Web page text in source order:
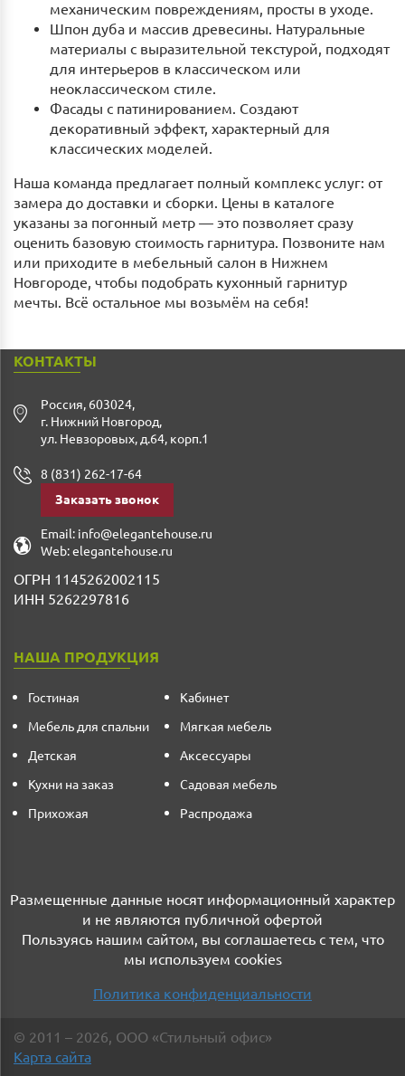
механическим повреждениям, просты в уходе.
Шпон дуба и массив древесины. Натуральные
материалы с выразительной текстурой, подходят
для интерьеров в классическом или
неоклассическом стиле.
Фасады с патинированием. Создают
декоративный эффект, характерный для
классических моделей.
Наша команда предлагает полный комплекс услуг: от
замера до доставки и сборки. Цены в каталоге
указаны за погонный метр — это позволяет сразу
оценить базовую стоимость гарнитура. Позвоните нам
или приходите в мебельный салон в Нижнем
Новгороде, чтобы подобрать кухонный гарнитур
мечты. Всё остальное мы возьмём на себя!
КОНТАКТЫ
Россия, 603024,
г. Нижний Новгород,
ул. Невзоровых, д.64, корп.1
8 (831) 262-17-64
Заказать звонок
Email: info@elegantehouse.ru
Web:elegantehouse.ru
ОГРН 1145262002115
ИНН 5262297816
НАША ПРОДУКЦИЯ
Гостиная
Мебель для спальни
Детская
Кухни на заказ
Прихожая
Кабинет
Мягкая мебель
Аксессуары
Садовая мебель
Распродажа
Размещенные данные носят информационный характер
и не являются публичной офертой
Пользуясь нашим сайтом, вы соглашаетесь с тем, что
мы используем cookies
Политика конфиденциальности
© 2011 – 2026, ООО «Стильный офис»
Карта сайта